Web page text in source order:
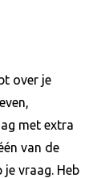
over je
met extra
van de
vraag. Heb